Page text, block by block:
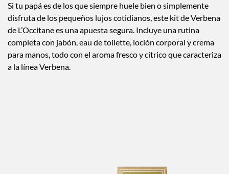
Si tu papá es de los que siempre huele bien o simplemente
disfruta de los pequeños lujos cotidianos, este kit de Verbena
de L’Occitane es una apuesta segura. Incluye una rutina
completa con jabón, eau de toilette, loción corporal y crema
para manos, todo con el aroma fresco y cítrico que caracteriza
a la línea Verbena.